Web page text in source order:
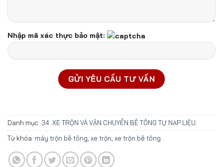
Nhập mã xác thực bảo mật:
Danh mục: 34. XE TRỘN VÀ VẬN CHUYỂN BÊ TÔNG TỰ NẠP LIỆU
Từ khóa: máy trộn bê tông xe trộn xe trộn bê tông